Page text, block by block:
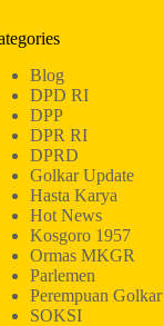
Blog
DPD RI
DPP
DPR RI
DPRD
Golkar Update
Hasta Karya
Hot News
Kosgoro 1957
Ormas MKGR
Parlemen
Perempuan Golkar
SOKSI